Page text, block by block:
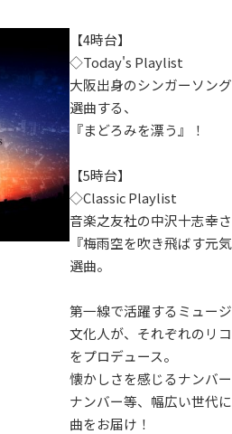
【4時台】
◇Today's Playlist
大阪出身のシンガーソン
選曲する、
『まどろみを漂う』！
【5時台】
◇Classic Playlist
音楽之友社の中沢十志幸さ
『梅雨空を吹き飛ばす元
選曲。
第一線で活躍するミュー
文化人が、それぞれのリ
をプロデュース。
懐かしさを感じるナンバ
ナンバー等、幅広い世代
曲をお届け！